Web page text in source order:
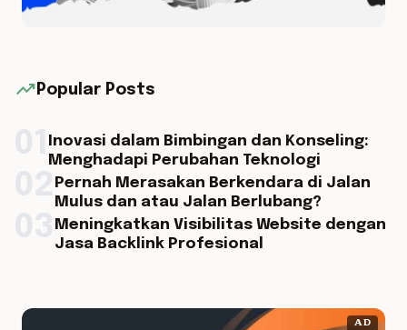
trending_up Popular Posts
Inovasi dalam Bimbingan dan Konseling:
Menghadapi Perubahan Teknologi
Pernah Merasakan Berkendara di Jalan
Mulus dan atau Jalan Berlubang?
Meningkatkan Visibilitas Website dengan
Jasa Backlink Profesional
AD